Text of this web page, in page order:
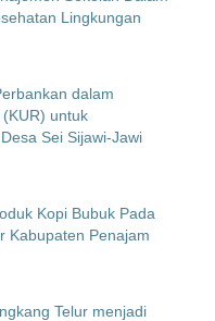
Lingkungan
dalam
untuk
Sei Sijawi-Jawi
Kopi Bubuk Pada
Kabupaten Penajam
Telur menjadi